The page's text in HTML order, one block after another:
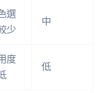
選
少
中
度
低